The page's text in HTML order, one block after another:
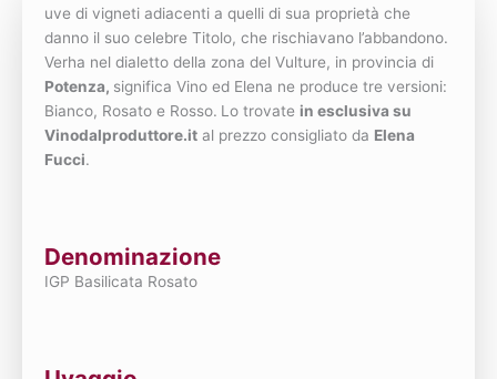
uve di vigneti adiacenti a quelli di sua proprietà che
danno il suo celebre Titolo, che rischiavano l’abbandono.
Verha nel dialetto della zona del Vulture, in provincia di
Potenza, significa Vino ed Elena ne produce tre versioni:
Bianco, Rosato e Rosso. Lo trovate in esclusiva su
Vinodalproduttore.it al prezzo consigliato da Elena
Fucci.
Denominazione
IGP Basilicata Rosato